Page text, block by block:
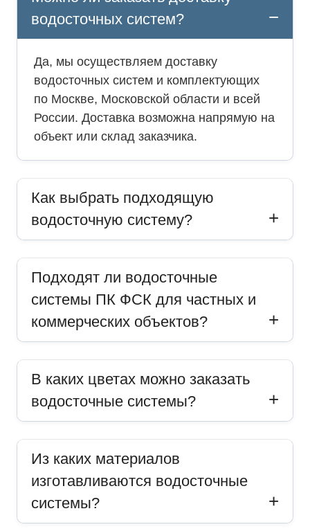
водосточных систем?
Да, мы осуществляем доставку
водосточных систем и комплектующих
по Москве, Московской области и всей
России. Доставка возможна напрямую на
объект или склад заказчика.
Как выбрать подходящую
водосточную систему?
Подходят ли водосточные
системы ПК ФСК для частных и
коммерческих объектов?
В каких цветах можно заказать
водосточные системы?
Из каких материалов
изготавливаются водосточные
системы?